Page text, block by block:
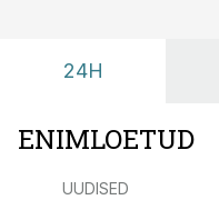
24H
ENIMLOETUD
UUDISED